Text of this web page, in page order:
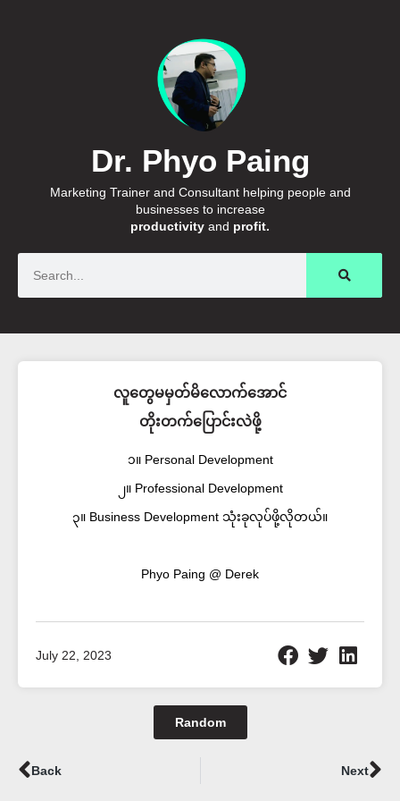
Dr. Phyo Paing
Marketing Trainer and Consultant helping people and
businesses to increase
productivity and profit.
လူတွေမမှတ်မိလောက်အောင်
တိုးတက်ပြောင်းလဲဖို့
၁။ Personal Development
၂။ Professional Development
၃။ Business Development သုံးခုလုပ်ဖို့လိုတယ်။
Phyo Paing @ Derek
July 22, 2023
Random
Prev
Back Next